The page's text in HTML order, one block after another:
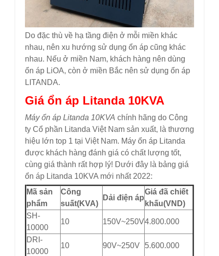
Do đặc thù về hạ tầng điện ở mỗi miền khác
nhau, nên xu hướng sử dụng ổn áp cũng khác
nhau. Nếu ở miền Nam, khách hàng nên dùng
ổn áp LiOA, còn ở miền Bắc nên sử dụng ổn áp
LITANDA.
Giá ổn áp Litanda 10KVA
Máy ổn áp Litanda 10KVA chính hãng do Công
ty Cổ phần Litanda Việt Nam sản xuất, là thương
hiệu lớn top 1 tại Việt Nam. Máy ổn áp Litanda
được khách hàng đánh giá có chất lượng tốt,
cùng giá thành rất hợp lý! Dưới đây là bảng giá
ổn áp Litanda 10KVA mới nhất 2022:
Mã sản
phẩm
Công
suất(KVA)
Dải điện áp
Giá đã chiết
khấu(VND)
SH-
10000
10 150V~250V4.800.000
DRI-
10000
10 90V~250V 5.600.000